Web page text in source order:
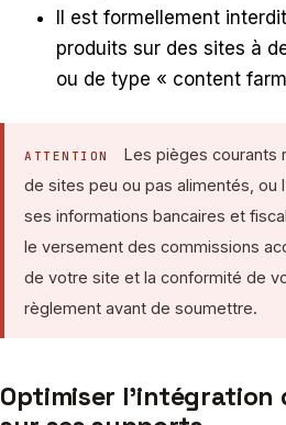
Il est formellement
produits sur des sites à
ou de type « content
ATTENTION
Les pièges courants
de sites peu ou pas alimentés, ou
ses informations bancaires et
le versement des commissions
de votre site et la conformité de
règlement avant de soumettre.
Optimiser l’intégration